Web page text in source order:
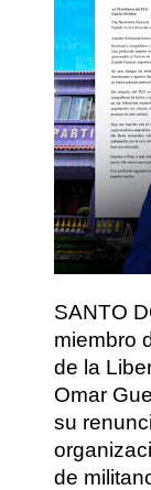
SANTO
miembro
de la
Omar
su
de